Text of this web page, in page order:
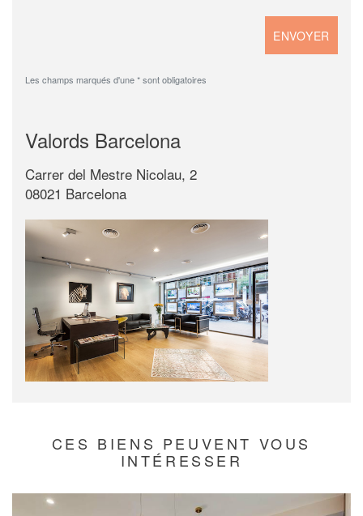
Les champs marqués d'une * sont obligatoires
Valords Barcelona
Carrer del Mestre Nicolau, 2
08021 Barcelona
CES BIENS PEUVENT VOUS
INTÉRESSER